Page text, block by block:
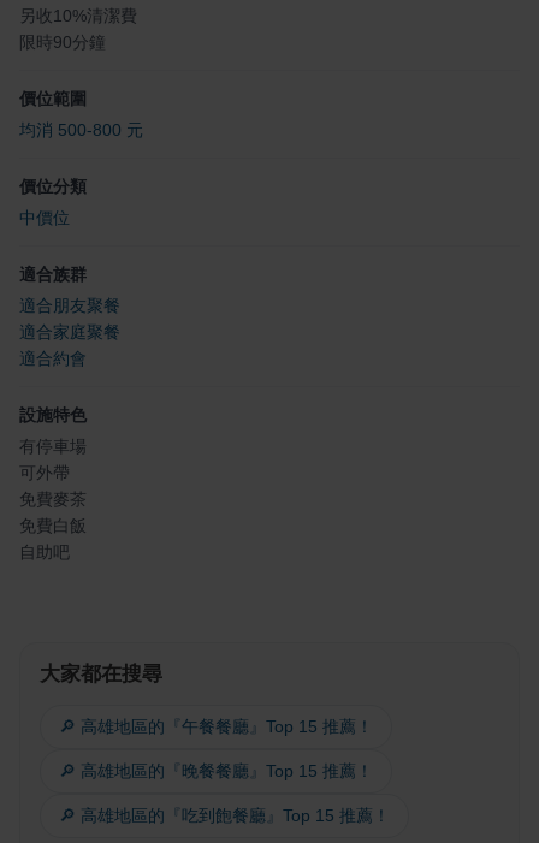
另收10%清潔費
限時90分鐘
價位範圍
均消 500-800 元
價位分類
中價位
適合族群
適合朋友聚餐
適合家庭聚餐
適合約會
設施特色
有停車場
可外帶
免費麥茶
免費白飯
自助吧
大家都在搜尋
🔎 高雄地區的『午餐餐廳』Top 15 推薦！
🔎 高雄地區的『晚餐餐廳』Top 15 推薦！
🔎 高雄地區的『吃到飽餐廳』Top 15 推薦！